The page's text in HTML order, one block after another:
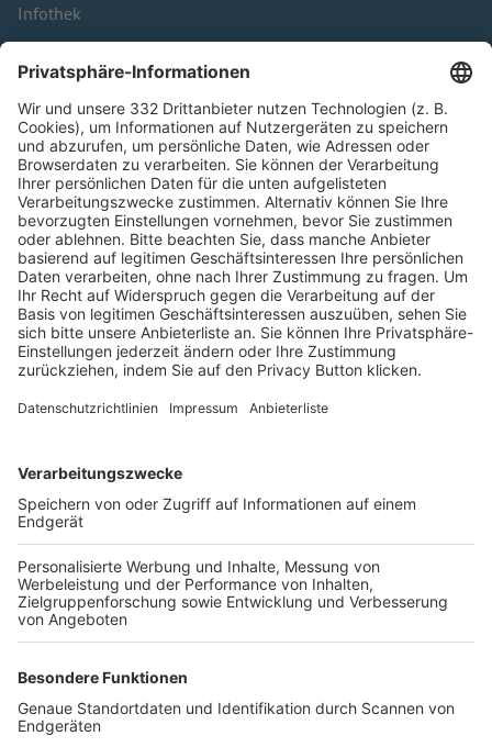
Infothek
Kontakt
HÄUFIG BESUCHTE SEITEN
Pässe und Vereinswechsel
Trainerausbildung
Schulungsangebot Vereinsmitarbeiter
BFV-Geschäftsstellen
Trainerbörse
Login SpielPlus
FOLGE DEM BFV
TOP-VEREINE
TOP-PARTNER